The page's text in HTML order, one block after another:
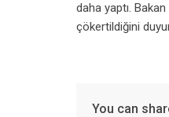
daha yaptı.
çökertildiğini
You can